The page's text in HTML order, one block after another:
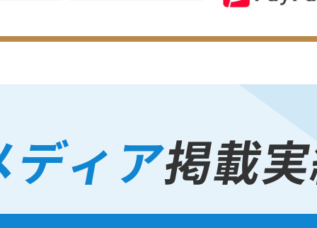
ディア掲載